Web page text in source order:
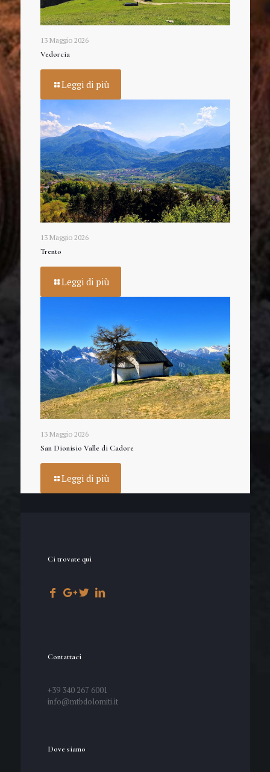
13 Maggio 2026
Vedorcia
Leggi di più
13 Maggio 2026
Trento
Leggi di più
13 Maggio 2026
San Dionisio Valle di Cadore
Leggi di più
Ci trovate qui
Contattaci
+39 340 267 6001
info@mtbdolomiti.it
Dove siamo